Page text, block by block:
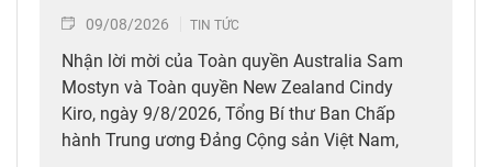
09/08/2026 TIN TỨC
Nhận lời mời của Toàn quyền Australia Sam
Mostyn và Toàn quyền New Zealand Cindy
Kiro, ngày 9/8/2026, Tổng Bí thư Ban Chấp
hành Trung ương Đảng Cộng sản Việt Nam,